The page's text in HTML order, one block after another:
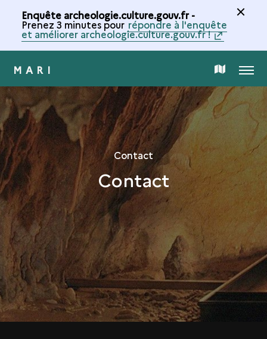
Enquête archeologie.culture.gouv.fr -
Prenez 3 minutes pour répondre à l'enquête
et améliorer archeologie.culture.gouv.fr !
MARI CARTE
DE
COLLECTION
MENU
Contact
Contact